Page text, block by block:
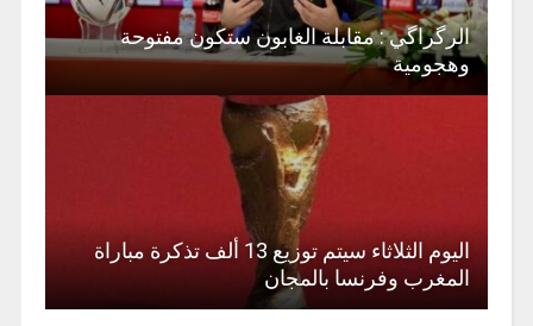
الرگراگي : مقابلة الغابون ستكون مفتوحة
وهجومية
اليوم الثلاثاء سيتم توزيع 13 ألف تذكرة مباراة
المغرب وفرنسا بالمجان